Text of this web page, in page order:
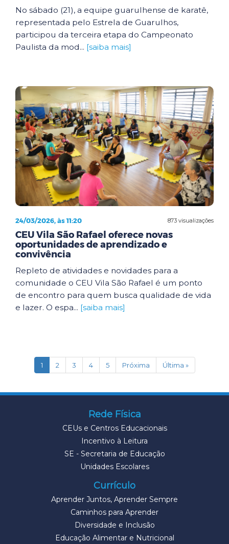
No sábado (21), a equipe guarulhense de karatê,
representada pelo Estrela de Guarulhos,
participou da terceira etapa do Campeonato
Paulista da mod... [saiba mais]
873 visualizações
24/03/2026, às 11:20
CEU Vila São Rafael oferece novas
oportunidades de aprendizado e
convivência
Repleto de atividades e novidades para a
comunidade o CEU Vila São Rafael é um ponto
de encontro para quem busca qualidade de vida
e lazer. O espa... [saiba mais]
1(current)
2 3 4 5 Próxima Última »
Rede Física
CEUs e Centros Educacionais
Incentivo à Leitura
SE - Secretaria de Educação
Unidades Escolares
Currículo
Aprender Juntos, Aprender Sempre
Caminhos para Aprender
Diversidade e Inclusão
Educação Alimentar e Nutricional